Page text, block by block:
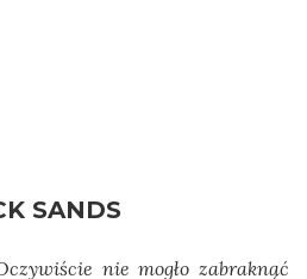
SANDS
nie mogło zabraknąć